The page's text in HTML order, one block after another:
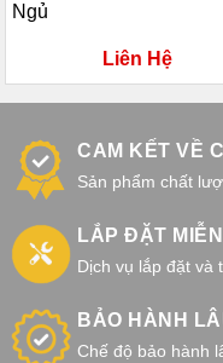
Ngủ
Liên Hệ
CAM KẾT VỀ
Sản phẩm chất
LẮP ĐẶT MIỄN
Dịch vụ lắp đặt và
BẢO HÀNH
Chế độ bảo hành